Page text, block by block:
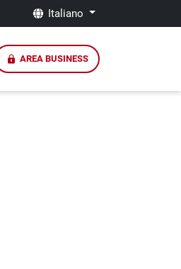
Italiano
AREA BUSINESS